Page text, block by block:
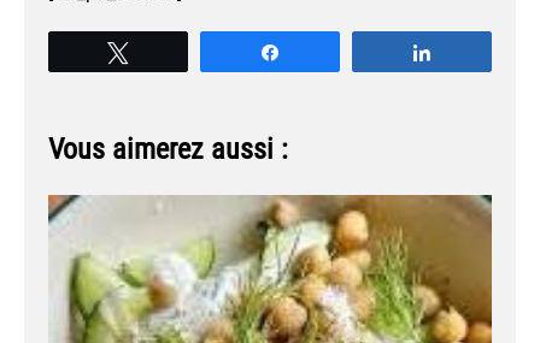
Vous aimerez aussi :